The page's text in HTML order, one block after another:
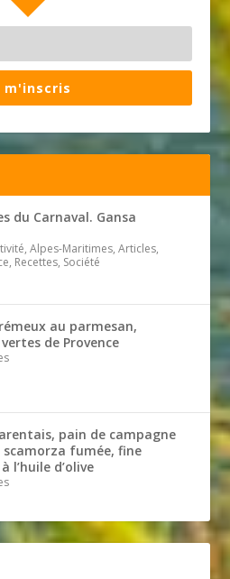
m'inscris
du Carnaval. Gansa
Alpes-Maritimes, Articles,
Recettes, Société
au parmesan,
de Provence
pain de campagne
fumée, fine
l’huile d’olive